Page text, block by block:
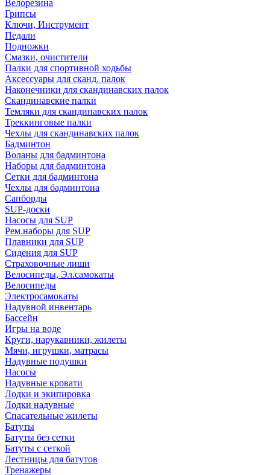
Велорезина
Грипсы
Ключи, Инструмент
Педали
Подножки
Смазки, очистители
Палки для спортивной ходьбы
Аксессуары для сканд. палок
Наконечники для скандинавских палок
Скандинавские палки
Темляки для скандинавских палок
Треккинговые палки
Чехлы для скандинавских палок
Бадминтон
Воланы для бадминтона
Наборы для бадминтона
Сетки для бадминтона
Чехлы для бадминтона
Сапборды
SUP-доски
Насосы для SUP
Рем.наборы для SUP
Плавники для SUP
Сидения для SUP
Страховочные лиши
Велосипеды, Эл.самокаты
Велосипеды
Электросамокаты
Надувной инвентарь
Бассейн
Игры на воде
Круги, нарукавники, жилеты
Мячи, игрушки, матрасы
Надувные подушки
Насосы
Надувные кровати
Лодки и экипировка
Лодки надувные
Спасательные жилеты
Батуты
Батуты без сетки
Батуты с сеткой
Лестницы для батутов
Тренажеры